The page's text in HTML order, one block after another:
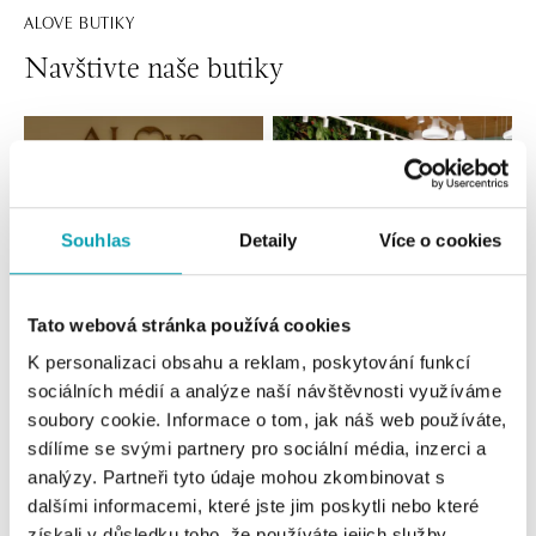
Souhlas Detaily Více o cookies
Tato webová stránka používá cookies
K personalizaci obsahu a reklam, poskytování funkcí
sociálních médií a analýze naší návštěvnosti využíváme
soubory cookie. Informace o tom, jak náš web používáte,
sdílíme se svými partnery pro sociální média, inzerci a
analýzy. Partneři tyto údaje mohou zkombinovat s
dalšími informacemi, které jste jim poskytli nebo které
ALOVE BUTIKY
Navštivte naše butiky
Všechny Česko Slovensko
ALOve OC Nový Smíchov, Praha 5
Plzeňská 8, 150 00 Praha 5 - Anděl
tel.: +420736509250
dnes otevřeno do 21:00